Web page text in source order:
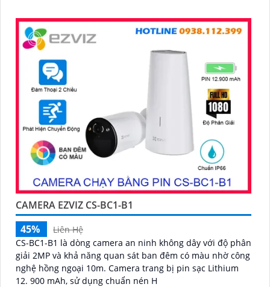
CAMERA EZVIZ CS-BC1-B1
45%
Liên Hệ
CS-BC1-B1 là dòng camera an ninh không dây với độ phân
giải 2MP và khả năng quan sát ban đêm có màu nhờ công
nghệ hồng ngoại 10m. Camera trang bị pin sạc Lithium
12. 900 mAh, sử dụng chuẩn nén H